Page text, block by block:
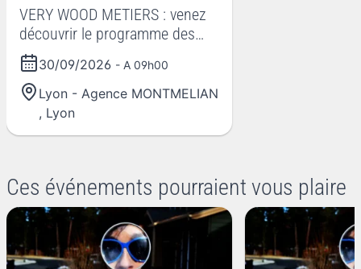
VERY WOOD METIERS : venez
découvrir le programme des
entreprises de la filière foret
bois en Auvergne rhône Alpes !
30/09/2026 - A 09h00
Lyon - Agence MONTMELIAN
, Lyon
Ces événements pourraient vous plaire